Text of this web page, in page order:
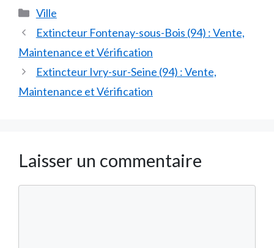
Catégories
Ville
Extincteur Fontenay-sous-Bois (94) : Vente,
Maintenance et Vérification
Extincteur Ivry-sur-Seine (94) : Vente,
Maintenance et Vérification
Laisser un commentaire